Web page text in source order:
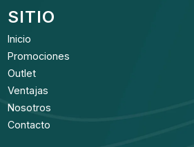
SITIO
Inicio
Promociones
Outlet
Ventajas
Nosotros
Contacto